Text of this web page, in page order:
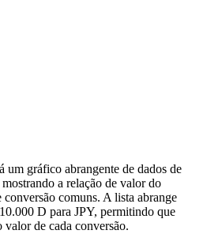
um gráfico abrangente de dados de
a relação de valor do
comuns. A lista abrange
D para JPY, permitindo que
valor de cada conversão.